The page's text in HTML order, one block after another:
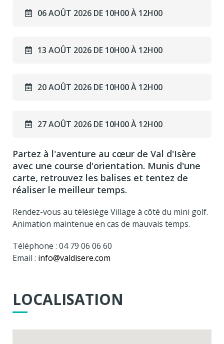
06 AOÛT 2026 DE 10H00 À 12H00
13 AOÛT 2026 DE 10H00 À 12H00
20 AOÛT 2026 DE 10H00 À 12H00
27 AOÛT 2026 DE 10H00 À 12H00
Partez à l'aventure au cœur de Val d'Isère
avec une course d'orientation. Munis d'une
carte, retrouvez les balises et tentez de
réaliser le meilleur temps.
Rendez-vous au télésiège Village à côté du mini golf.
Animation maintenue en cas de mauvais temps.
Téléphone : 04 79 06 06 60
Email : info@valdisere.com
LOCALISATION